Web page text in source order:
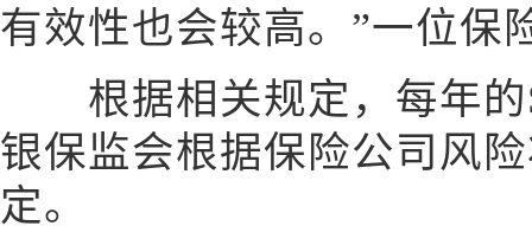
有效性也会较高。”一位保
根据相关规定，每年的
银保监会根据保险公司风
定。